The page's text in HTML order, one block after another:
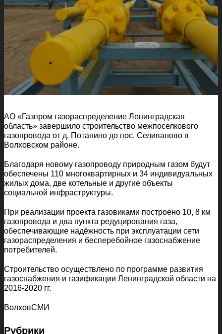
АО «Газпром газораспределение Ленинградская
область» завершило строительство межпоселкового
газопровода от д. Потанино до пос. Селиваново в
Волховском районе.
Благодаря новому газопроводу природным газом будут
обеспечены 110 многоквартирных и 34 индивидуальных
жилых дома, две котельные и другие объекты
социальной инфраструктуры.
При реализации проекта газовиками построено 10, 8 км
газопровода и два пункта редуцирования газа,
обеспечивающие надёжность при эксплуатации сети
газораспределения и бесперебойное газоснабжение
потребителей.
Строительство осуществлено по программе развития
газоснабжения и газификации Ленинградской области на
2016-2020 гг.
ВолховСМИ
Рубрики